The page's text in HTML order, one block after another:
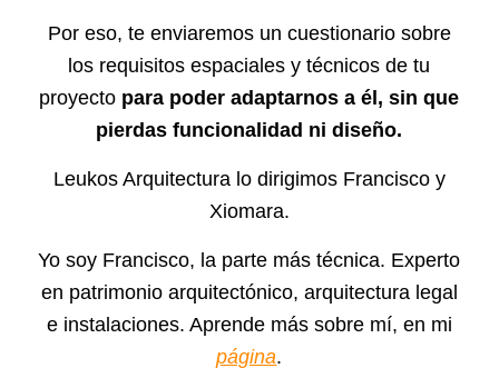
Por eso, te enviaremos un cuestionario sobre
los requisitos espaciales y técnicos de tu
proyecto para poder adaptarnos a él, sin que
pierdas funcionalidad ni diseño.
Leukos Arquitectura lo dirigimos Francisco y
Xiomara.
Yo soy Francisco, la parte más técnica. Experto
en patrimonio arquitectónico, arquitectura legal
e instalaciones. Aprende más sobre mí, en mi
página.